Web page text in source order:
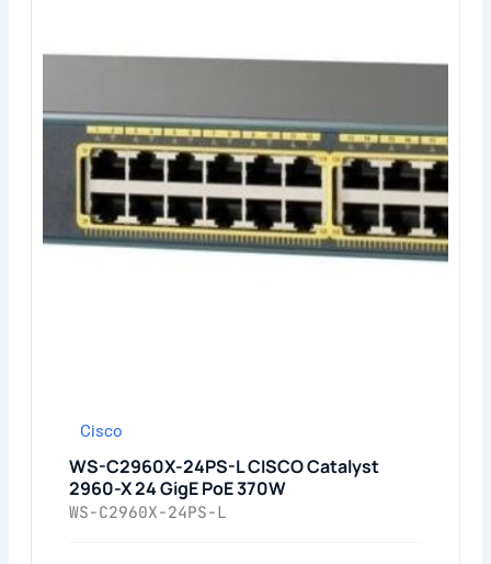
Cisco
WS-C2960X-24PS-L CISCO Catalyst
2960-X 24 GigE PoE 370W
WS-C2960X-24PS-L